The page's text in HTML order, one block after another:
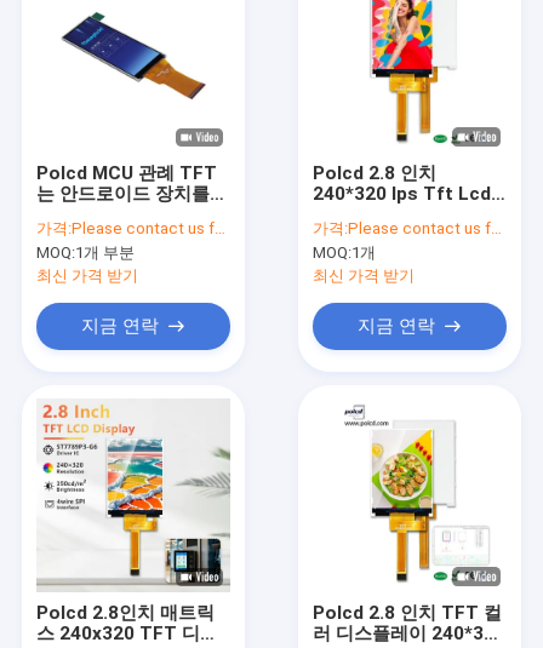
제품
VR 쇼
품질 관리
Polcd MCU 관례 TFT
는 안드로이드 장치를
접촉 Lcd를 표시합니다
가격:Please contact us for latest price
MOQ:1개 부분
최신 가격 받기
지금 연락
Polcd 2.8 인치
240*320 Ips Tft Lcd
든 무료 보는 각 패널 디
스플레이 모듈
가격:Please contact us for latest price
MOQ:1개
최신 가격 받기
지금 연락
Polcd 2.8인치 매트릭
스 240x320 TFT 디스
Polcd 2.8 인치 TFT 컬
러 디스플레이 240*320